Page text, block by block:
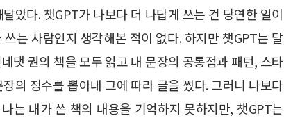
았다. 챗GPT가 나보다 더 나답게 쓰는 건 당연한 일이
는 사람인지 생각해본 적이 없다. 하지만 챗GPT는 달
댓 권의 책을 모두 읽고 내 문장의 공통점과 패턴, 스타
의 정수를 뽑아내 그에 따라 글을 썼다. 그러니 나보다
는 내가 쓴 책의 내용을 기억하지 못하지만, 챗GPT는